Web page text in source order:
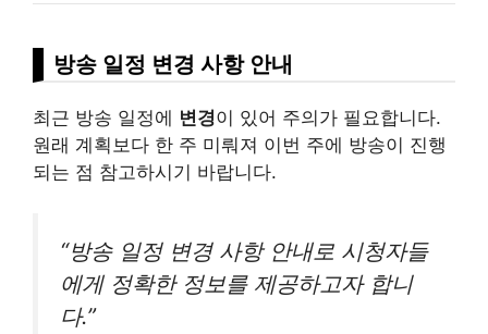
방송 일정 변경 사항 안내
최근 방송 일정에 변경이 있어 주의가 필요합니다.
원래 계획보다 한 주 미뤄져 이번 주에 방송이 진행
되는 점 참고하시기 바랍니다.
“방송 일정 변경 사항 안내로 시청자들
에게 정확한 정보를 제공하고자 합니
다.”